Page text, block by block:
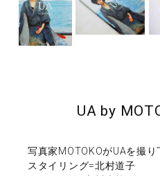
UA by
写真家MOTOKOがUAを撮り
スタイリング=北村道子